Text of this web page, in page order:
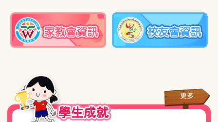
22/05/2026
2025/2026年度 下學期一至五年級學期評估及六年
2025/2026年度「拍攝學生相片」服務事宜
24/04/2026
2025/2026年度「腦有所用超強記憶法」家長講座
學生成就
更多